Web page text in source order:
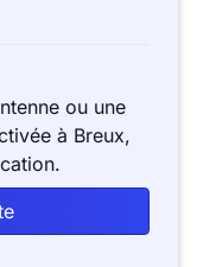
ou une
à Breux,